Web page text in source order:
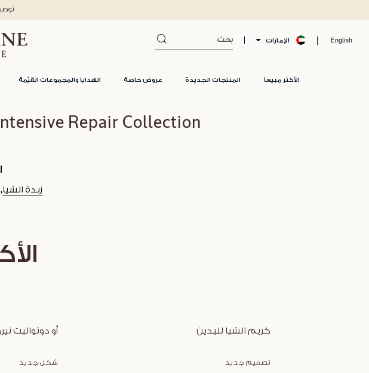
English الإمارات
الأكثر مبيعاً المنتجات الجديدة عروض خاصة الهدايا والمجموعات القيّمة
Intensive Repair Collection لم يتم العثور على منتجات لفئة
زبدة الشيا
كريم الشيا لليدين
تصميم جديد
أو دوتواليت
شكل جديد